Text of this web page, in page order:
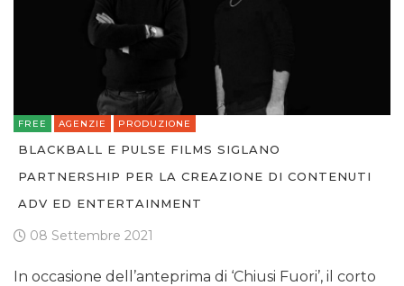
FREE AGENZIE PRODUZIONE
BLACKBALL E PULSE FILMS SIGLANO
PARTNERSHIP PER LA CREAZIONE DI CONTENUTI
ADV ED ENTERTAINMENT
08 Settembre 2021
In occasione dell’anteprima di ‘Chiusi Fuori’, il corto